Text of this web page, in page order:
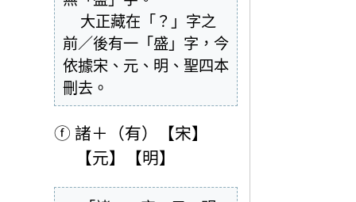
前／後有一「盛」字，今
依據宋、元、明、聖四本
刪去。
ⓕ 諸＋（有）【宋】
【元】【明】